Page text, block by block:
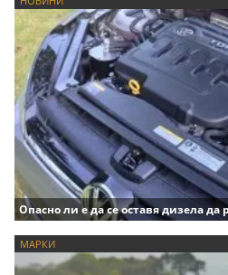
Опасно ли е да се оставя дизела да
МАРКИ